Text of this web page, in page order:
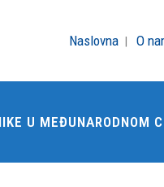
Naslovna O
U MEĐUNARODNOM